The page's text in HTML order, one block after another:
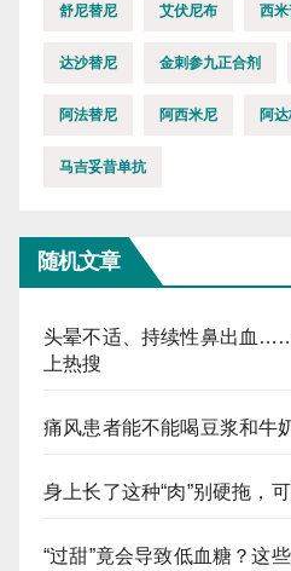
舒尼替尼 艾伏尼布 西
达沙替尼 金刺参九正合剂
阿法替尼 阿西米尼 阿
马吉妥昔单抗
随机文章
头晕不适、持续性鼻出血
上热搜
痛风患者能不能喝豆浆和牛
身上长了这种“肉”别硬拖，
“过甜”竟会导致低血糖？这